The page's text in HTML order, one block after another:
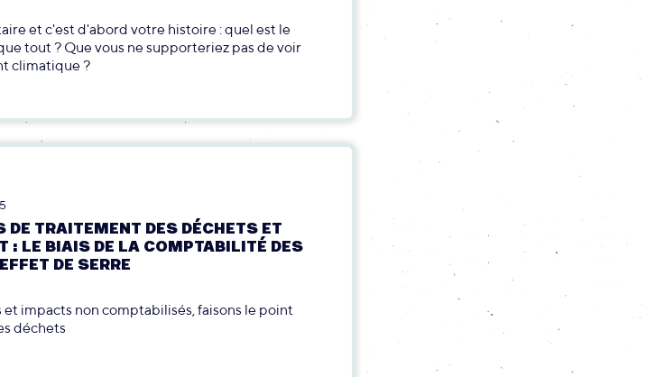
et c'est d'abord votre histoire : quel est le
tout ? Que vous ne supporteriez pas de voir
climatique ?
DE TRAITEMENT DES DÉCHETS ET
: LE BIAIS DE LA COMPTABILITÉ DES
DE SERRE
impacts non comptabilisés, faisons le point
déchets